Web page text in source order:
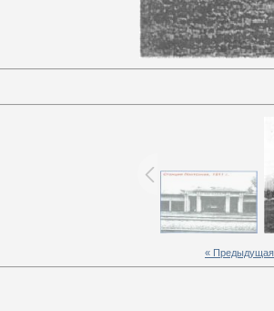
« Предыдущая